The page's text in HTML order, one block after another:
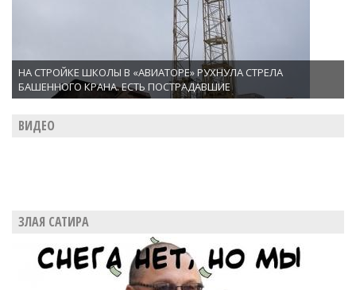
НА СТРОЙКЕ ШКОЛЫ В «АВИАТОРЕ» РУХНУЛА СТРЕЛА
БАШЕННОГО КРАНА. ЕСТЬ ПОСТРАДАВШИЕ
ВИДЕО
ЗЛАЯ САТИРА